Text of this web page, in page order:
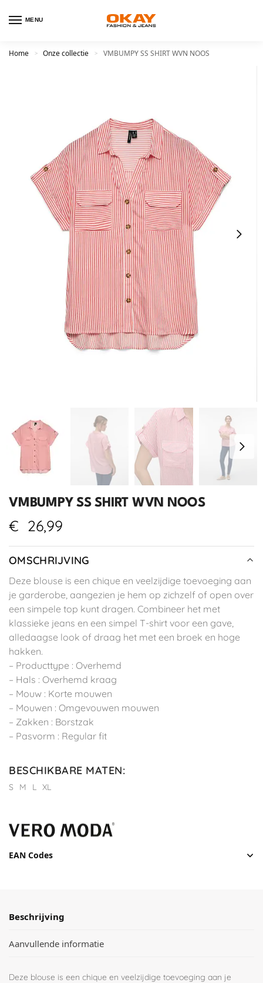
MENU
Home > Onze collectie > VMBUMPY SS SHIRT WVN NOOS
VMBUMPY SS SHIRT WVN NOOS
€ 26,99
OMSCHRIJVING
Deze blouse is een chique en veelzijdige toevoeging aan
je garderobe, aangezien je hem op zichzelf of open over
een simpele top kunt dragen. Combineer het met
klassieke jeans en een simpel T-shirt voor een gave,
alledaagse look of draag het met een broek en hoge
hakken.
– Producttype : Overhemd
– Hals : Overhemd kraag
– Mouw : Korte mouwen
– Mouwen : Omgevouwen mouwen
– Zakken : Borstzak
– Pasvorm : Regular fit
BESCHIKBARE MATEN:
S M L XL
EAN Codes
Beschrijving
Aanvullende informatie
Deze blouse is een chique en veelzijdige toevoeging aan je